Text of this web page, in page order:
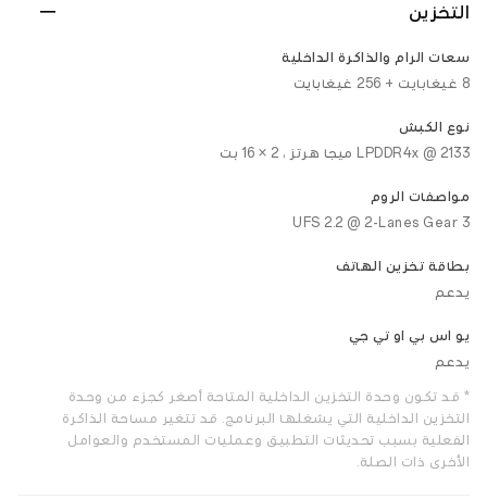
التخزين
سعات الرام والذاكرة الداخلية
8 غيغابايت + 256 غيغابايت
نوع الكبش
LPDDR4x @ 2133 ميجا هرتز ، 2 × 16 بت
مواصفات الروم
UFS 2.2 @ 2-Lanes Gear 3
بطاقة تخزين الهاتف
يدعم
يو اس بي او تي جي
يدعم
* قد تكون وحدة التخزين الداخلية المتاحة أصغر كجزء من وحدة
التخزين الداخلية التي يشغلها البرنامج. قد تتغير مساحة الذاكرة
الفعلية بسبب تحديثات التطبيق وعمليات المستخدم والعوامل
الأخرى ذات الصلة.